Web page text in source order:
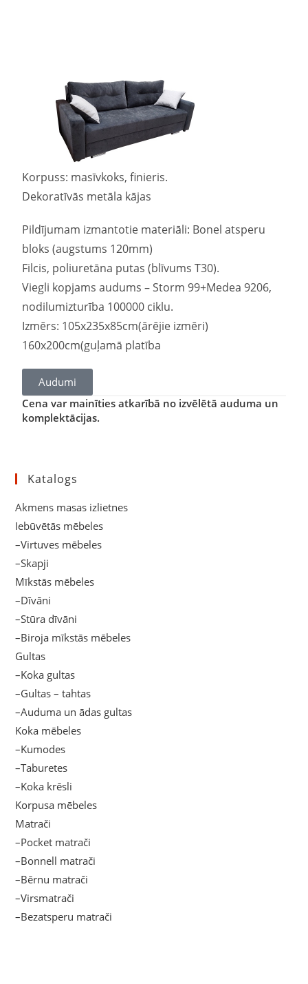
Korpuss: masīvkoks, finieris.
Dekoratīvās metāla kājas
Pildījumam izmantotie materiāli: Bonel atsperu
bloks (augstums 120mm)
Filcis, poliuretāna putas (blīvums T30).
Viegli kopjams audums – Storm 99+Medea 9206,
nodilumizturība 100000 ciklu.
Izmērs: 105x235x85cm(ārējie izmēri)
160x200cm(guļamā platība
Audumi
Cena var mainīties atkarībā no izvēlētā auduma un
komplektācijas.
Katalogs
Akmens masas izlietnes
Iebūvētās mēbeles
–Virtuves mēbeles
–Skapji
Mīkstās mēbeles
–Dīvāni
–Stūra dīvāni
–Biroja mīkstās mēbeles
Gultas
–Koka gultas
–Gultas – tahtas
–Auduma un ādas gultas
Koka mēbeles
–Kumodes
–Taburetes
–Koka krēsli
Korpusa mēbeles
Matrači
–Pocket matrači
–Bonnell matrači
–Bērnu matrači
–Virsmatrači
–Bezatsperu matrači